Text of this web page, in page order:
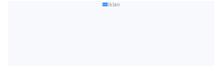
Iklan